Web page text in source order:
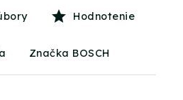
Hodnotenie
Značka BOSCH